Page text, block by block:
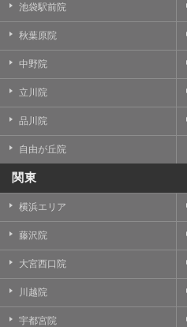
池袋駅前院
秋葉原院
中野院
立川院
品川院
自由が丘院
関東
横浜エリア
藤沢院
大宮西口院
川越院
宇都宮院